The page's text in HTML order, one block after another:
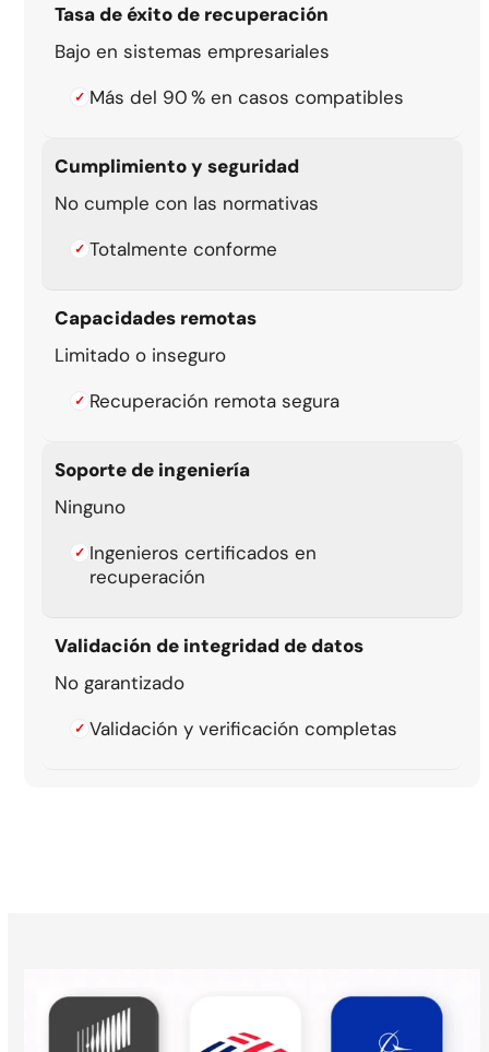
Tasa de éxito de recuperación
Bajo en sistemas empresariales
✓ Más del 90 % en casos compatibles
Cumplimiento y seguridad
No cumple con las normativas
✓ Totalmente conforme
Capacidades remotas
Limitado o inseguro
✓ Recuperación remota segura
Soporte de ingeniería
Ninguno
✓ Ingenieros certificados en
recuperación
Validación de integridad de datos
No garantizado
✓ Validación y verificación completas